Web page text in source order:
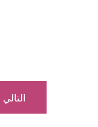
التالي